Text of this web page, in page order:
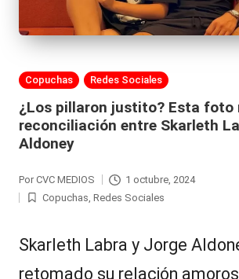
Publicada
Copuchas Redes Sociales
¿Los pillaron justito? Esta foto
reconciliación entre Skarleth
Aldoney
por
Por CVC MEDIOS 1 octubre, 2024
Publicada
Copuchas, Redes Sociales
Skarleth Labra y Jorge
retomado su relación